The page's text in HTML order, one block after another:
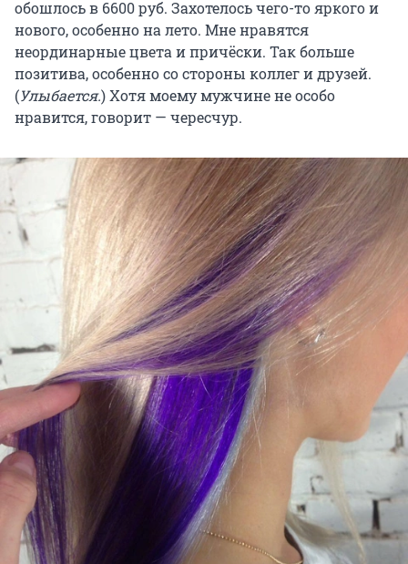
обошлось в 6600 руб. Захотелось чего-то яркого и
нового, особенно на лето. Мне нравятся
неординарные цвета и причёски. Так больше
позитива, особенно со стороны коллег и друзей.
(Улыбается.)Хотя моему мужчине не особо
нравится, говорит — чересчур.